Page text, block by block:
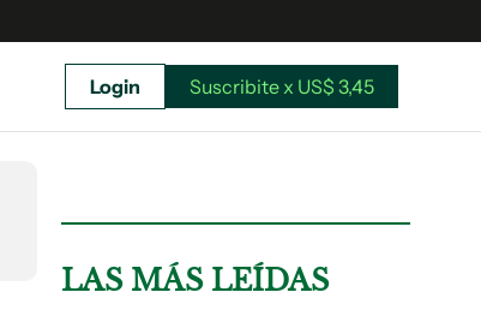
Login Suscribite x US$ 3,45
LAS MÁS LEÍDAS